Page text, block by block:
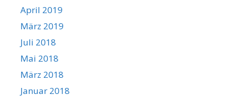
April 2019
März 2019
Juli 2018
Mai 2018
März 2018
Januar 2018